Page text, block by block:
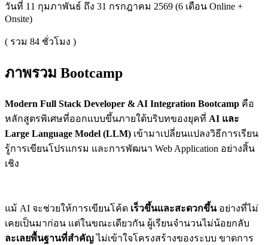
วันที่ 11 กุมภาพันธ์ ถึง 31 กรกฎาคม 2569 (6 เดือน Online +
Onsite)
( รวม 84 ชั่วโมง )
ภาพรวม Bootcamp
Modern Full Stack Developer & AI Integration Bootcamp คือ
หลักสูตรพิเศษที่ออกแบบขึ้นภายใต้บริบทของยุคที่ AI และ
Large Language Model (LLM) เข้ามาเปลี่ยนแปลงวิธีการเรียน
รู้การเขียนโปรแกรม และการพัฒนา Web Application อย่างสิ้น
เชิง
แม้ AI จะช่วยให้การเขียนโค้ด เร็วขึ้นและสะดวกขึ้นอย่างที่ไม่
เคยเป็นมาก่อน แต่ในขณะเดียวกัน ผู้เรียนจำนวนไม่น้อยกลับ
ละเลยพื้นฐานที่สำคัญไม่เข้าใจโครงสร้างของระบบ ขาดการ